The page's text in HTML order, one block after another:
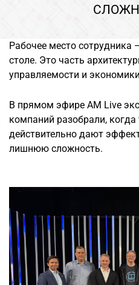
Рабочее место сотрудника
столе. Это часть
управляемости и
В прямом эфире AM Live
компаний разобрали, когда
действительно дают
лишнюю сложность.